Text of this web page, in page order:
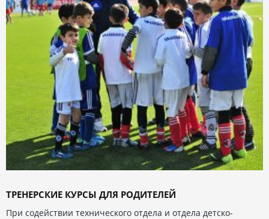
ТРЕНЕРСКИЕ КУРСЫ ДЛЯ РОДИТЕЛЕЙ
При содействии технического отдела и отдела детско-